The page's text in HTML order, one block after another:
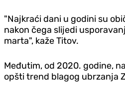
"Najkraći dani u godini su
nakon čega slijedi
marta", kaže Titov.
Međutim, od 2020. godine,
opšti trend blagog ubrzanja